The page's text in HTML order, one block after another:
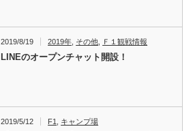
2019/8/19 2019年 その他 Ｆ１観戦情報
LINEのオープンチャット開設！
2019/5/12 F1 キャンプ場